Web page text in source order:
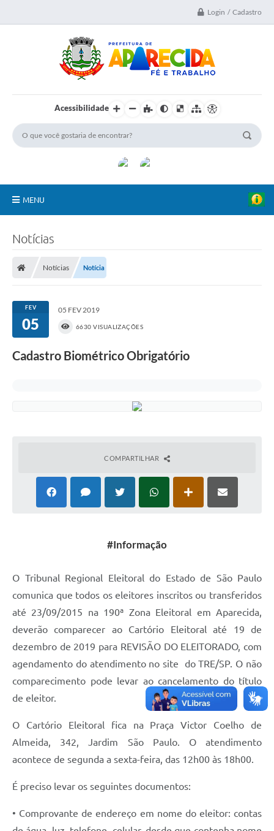
Login / Cadastro
Acessibilidade
MENU
Turismo
SIC
Plano Municipal de Saúde
Carta de Serviços
Arquivos para Download
Galeria de Vídeos
Projetos
Contas Públicas
Editais
Telefones Úteis
Agenda
Notícias
Notícias Notícia
FEV
05
05 FEV 2019
6630 VISUALIZAÇÕES
Cadastro Biométrico Obrigatório
COMPARTILHAR
#Informação
O Tribunal Regional Eleitoral do Estado de São Paulo
comunica que todos os eleitores inscritos ou transferidos
até 23/09/2015 na 190ª Zona Eleitoral em Aparecida,
deverão comparecer ao Cartório Eleitoral até 19 de
dezembro de 2019 para REVISÃO DO ELEITORADO, com
agendamento do atendimento no site do TRE/SP. O não
comparecimento pode levar ao cancelamento do título
de eleitor.
O Cartório Eleitoral fica na Praça Victor Coelho de
Almeida, 342, Jardim São Paulo. O atendimento
acontece de segunda a sexta-feira, das 12h00 às 18h00.
É preciso levar os seguintes documentos:
• Comprovante de endereço em nome do eleitor: contas